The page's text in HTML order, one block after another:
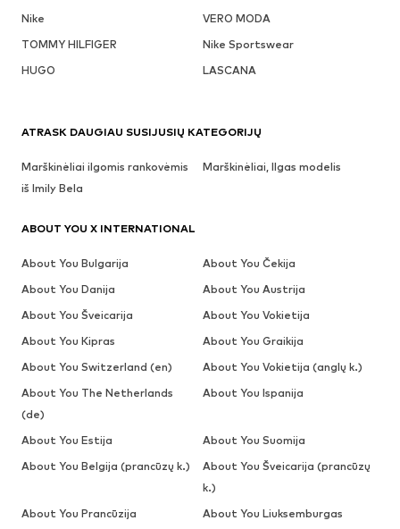
Nike
VERO MODA
TOMMY HILFIGER
Nike Sportswear
HUGO
LASCANA
ATRASK DAUGIAU SUSIJUSIŲ KATEGORIJŲ
Marškinėliai ilgomis rankovėmis
iš Imily Bela
Marškinėliai, Ilgas modelis
ABOUT YOU X INTERNATIONAL
About You Bulgarija
About You Čekija
About You Danija
About You Austrija
About You Šveicarija
About You Vokietija
About You Kipras
About You Graikija
About You Switzerland (en)
About You Vokietija (anglų k.)
About You The Netherlands
(de)
About You Ispanija
About You Estija
About You Suomija
About You Belgija (prancūzų k.)
About You Šveicarija (prancūzų
k.)
About You Prancūzija
About You Liuksemburgas